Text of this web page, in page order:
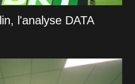
l'analyse DATA